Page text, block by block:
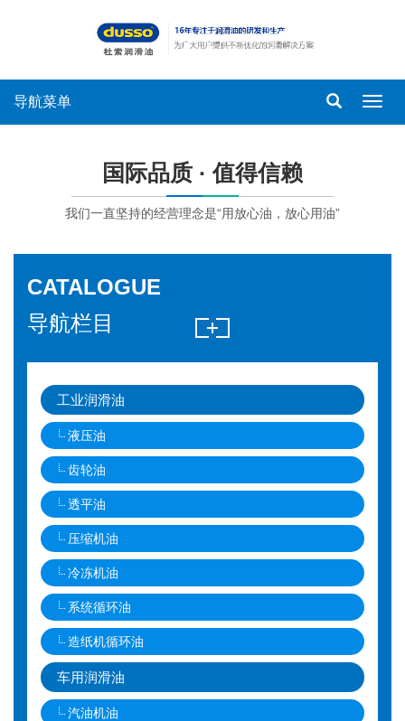
导
导航菜单
国际品质 · 值得信赖
我们一直坚持的经营理念是“用放心油，放心用油”
CATALOGUE
导航栏目
工业润滑油
液压油
齿轮油
透平油
压缩机油
冷冻机油
系统循环油
造纸机循环油
车用润滑油
汽油机油